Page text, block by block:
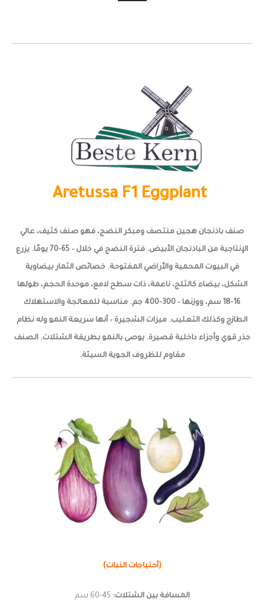
Aretussa F1 Eggplant
صنف باذنجان هجين منتصف ومبكر النضج، فهو صنف كثيف، عالي
الإنتاجية من الباذنجان الأبيض. فترة النضج في خلال – 65-70 يومًا. يزرع
في البيوت المحمية والأراضي المفتوحة. خصائص الثمار بيضاوية
الشكل، بيضاء كالثلج، ناعمة، ذات سطح لامع، موحدة الحجم، طولها
16-18 سم، ووزنها – 300-400 جم. مناسبة للمعالجة والاستهلاك
الطازج وكذلك التعليب. ميزات الشجيرة – أنها سريعة النمو وله نظام
جذر قوي وأجزاء داخلية قصيرة. يوصى بالنمو بطريقة الشتلات. الصنف
مقاوم للظروف الجوية السيئة.
(أحتياجات النبات)
المسافة بين الشتلات: